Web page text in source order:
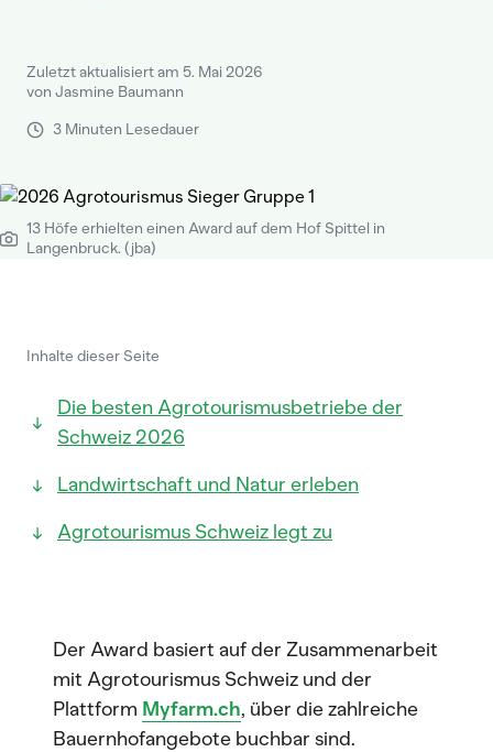
Zuletzt aktualisiert am 5. Mai 2026
von Jasmine Baumann
3 Minuten Lesedauer
13 Höfe erhielten einen Award auf dem Hof Spittel in
Langenbruck. (jba)
Inhalte dieser Seite
Die besten Agrotourismusbetriebe der
Schweiz 2026
Landwirtschaft und Natur erleben
Agrotourismus Schweiz legt zu
Der Award basiert auf der Zusammenarbeit
mit Agrotourismus Schweiz und der
Plattform Myfarm.ch, über die zahlreiche
Bauernhofangebote buchbar sind.